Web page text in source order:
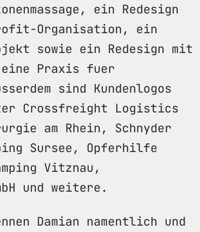
ein Redesign
Organisation, ein
sowie ein Redesign mit
Praxis fuer
sind Kundenlogos
Crossfreight Logistics
am Rhein, Schnyder
Sursee, Opferhilfe
Vitznau,
und weitere.
Damian namentlich und